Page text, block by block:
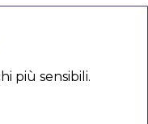
più sensibili.